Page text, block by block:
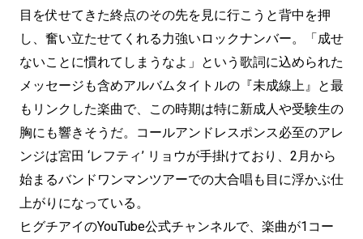
目を伏せてきた終点のその先を見に行こうと背中を押
し、奮い立たせてくれる力強いロックナンバー。「成せ
ないことに慣れてしまうなよ」という歌詞に込められた
メッセージも含めアルバムタイトルの『未成線上』と最
もリンクした楽曲で、この時期は特に新成人や受験生の
胸にも響きそうだ。コールアンドレスポンス必至のアレ
ンジは宮田 ‘レフティ’ リョウが手掛けており、2月から
始まるバンドワンマンツアーでの大合唱も目に浮かぶ仕
上がりになっている。
ヒグチアイのYouTube公式チャンネルで、楽曲が1コー